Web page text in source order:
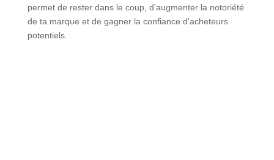
permet de rester dans le coup, d'augmenter la notoriété
de ta marque et de gagner la confiance d'acheteurs
potentiels.